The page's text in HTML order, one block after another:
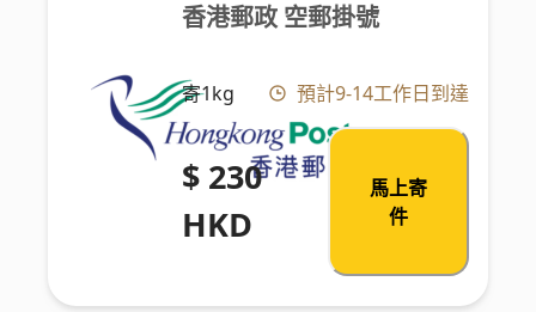
香港郵政 空郵掛號
寄1kg 預計9-14工作日到達
$ 230
HKD
馬上寄
件